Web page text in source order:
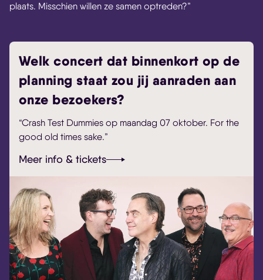
plaats. Misschien willen ze samen optreden?”
Welk concert dat binnenkort op de
planning staat zou jij aanraden aan
onze bezoekers?
“Crash Test Dummies op maandag 07 oktober. For the
good old times sake.”
Meer info & tickets